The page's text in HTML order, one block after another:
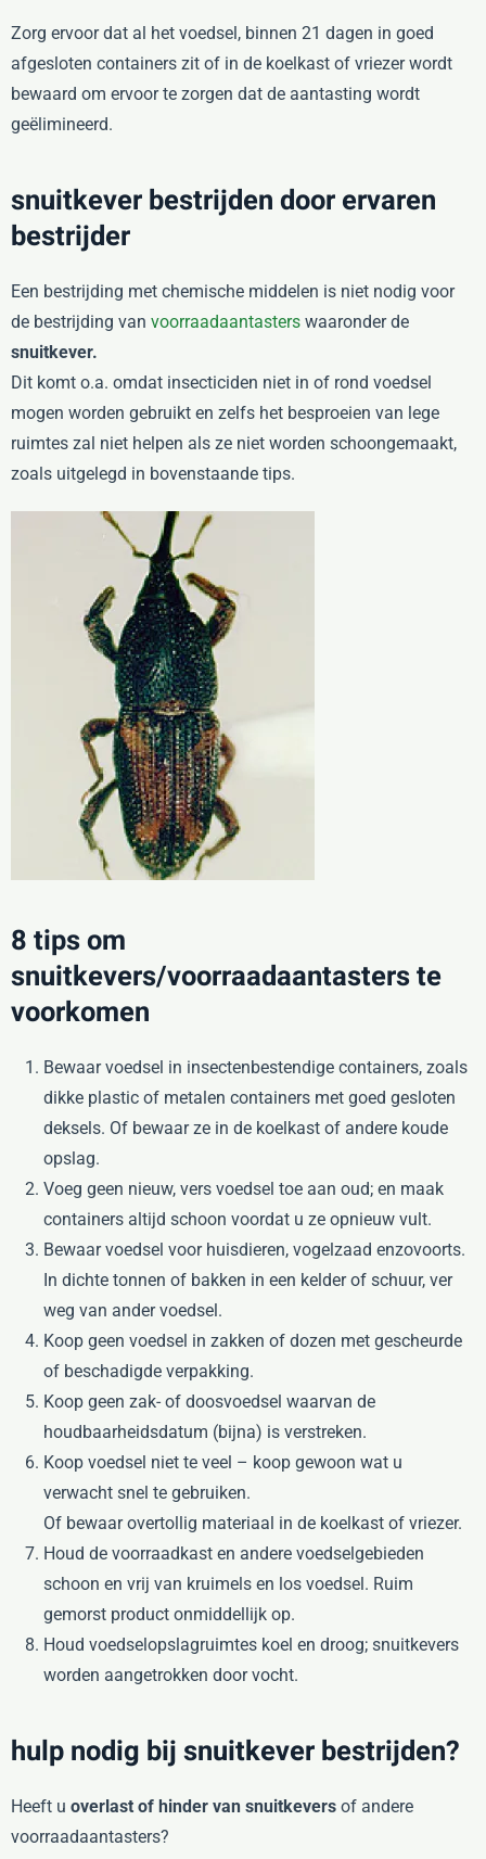
Zorg ervoor dat al het voedsel, binnen 21 dagen in goed
afgesloten containers zit of in de koelkast of vriezer wordt
bewaard om ervoor te zorgen dat de aantasting wordt
geëlimineerd.
snuitkever bestrijden door ervaren
bestrijder
Een bestrijding met chemische middelen is niet nodig voor
de bestrijding van voorraadaantasters waaronder de
snuitkever.
Dit komt o.a. omdat insecticiden niet in of rond voedsel
mogen worden gebruikt en zelfs het besproeien van lege
ruimtes zal niet helpen als ze niet worden schoongemaakt,
zoals uitgelegd in bovenstaande tips.
8 tips om
snuitkevers/voorraadaantasters te
voorkomen
Bewaar voedsel in insectenbestendige containers, zoals
dikke plastic of metalen containers met goed gesloten
deksels. Of bewaar ze in de koelkast of andere koude
opslag.
Voeg geen nieuw, vers voedsel toe aan oud; en maak
containers altijd schoon voordat u ze opnieuw vult.
Bewaar voedsel voor huisdieren, vogelzaad enzovoorts.
In dichte tonnen of bakken in een kelder of schuur, ver
weg van ander voedsel.
Koop geen voedsel in zakken of dozen met gescheurde
of beschadigde verpakking.
Koop geen zak- of doosvoedsel waarvan de
houdbaarheidsdatum (bijna) is verstreken.
Koop voedsel niet te veel – koop gewoon wat u
verwacht snel te gebruiken.
Of bewaar overtollig materiaal in de koelkast of vriezer.
Houd de voorraadkast en andere voedselgebieden
schoon en vrij van kruimels en los voedsel. Ruim
gemorst product onmiddellijk op.
Houd voedselopslagruimtes koel en droog; snuitkevers
worden aangetrokken door vocht.
hulp nodig bij snuitkever bestrijden?
Heeft u overlast of hinder van snuitkevers of andere
voorraadaantasters?